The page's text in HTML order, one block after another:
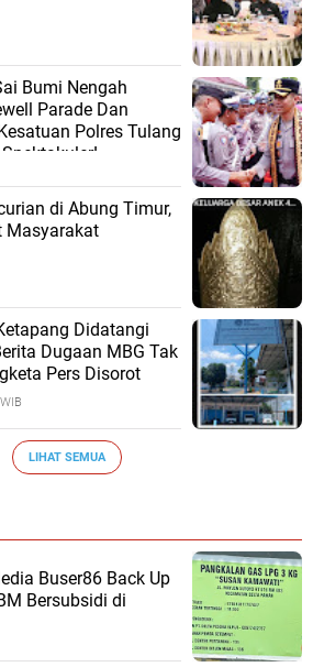
Bumi Nengah
Parade Dan
Polres Tulang
di Abung Timur,
Masyarakat
Didatangi
Dugaan MBG Tak
Pers Disorot
LIHAT SEMUA
Buser86 Back Up
Bersubsidi di